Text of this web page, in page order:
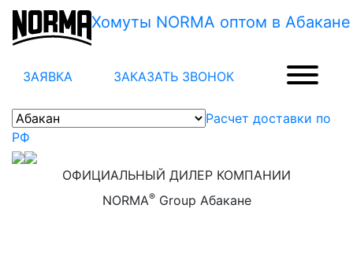
Хомуты NORMA оптом в Абакане
ЗАЯВКА ЗАКАЗАТЬ ЗВОНОК
Расчет доставки по
РФ
ОФИЦИАЛЬНЫЙ ДИЛЕР КОМПАНИИ
NORMA®Group Абакане